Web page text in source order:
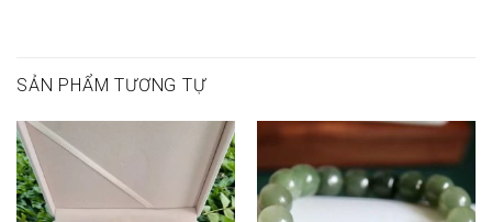
SẢN PHẨM TƯƠNG TỰ